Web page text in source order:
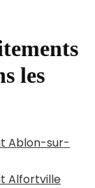
les
Ablon-sur-
Alfortville